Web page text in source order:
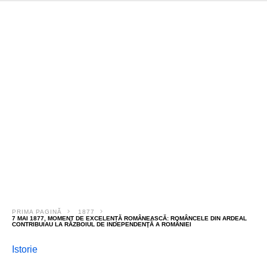
PRIMA PAGINĂ
1877
7 MAI 1877, MOMENT DE EXCELENȚĂ ROMÂNEASCĂ: ROMÂNCELE DIN ARDEAL
CONTRIBUIAU LA RĂZBOIUL DE INDEPENDENŢĂ A ROMÂNIEI
Istorie